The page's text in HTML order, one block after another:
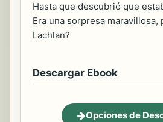
Hasta que descubrió que
Era una sorpresa maravillosa,
Lachlan?
Descargar Ebook
Opciones de